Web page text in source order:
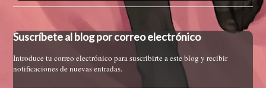
Suscríbete al blog por correo electrónico
Introduce tu correo electrónico para suscribirte a este blog y recibir
notificaciones de nuevas entradas.